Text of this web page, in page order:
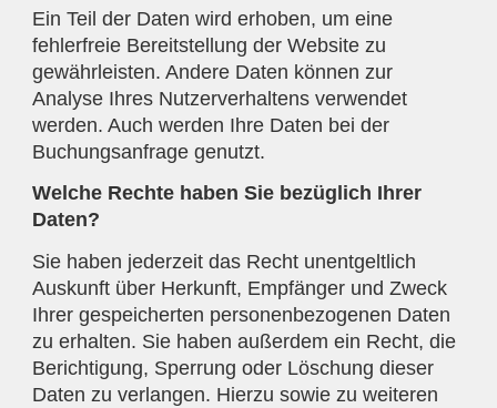
Ein Teil der Daten wird erhoben, um eine
fehlerfreie Bereitstellung der Website zu
gewährleisten. Andere Daten können zur
Analyse Ihres Nutzerverhaltens verwendet
werden. Auch werden Ihre Daten bei der
Buchungsanfrage genutzt.
Welche Rechte haben Sie bezüglich Ihrer
Daten?
Sie haben jederzeit das Recht unentgeltlich
Auskunft über Herkunft, Empfänger und Zweck
Ihrer gespeicherten personenbezogenen Daten
zu erhalten. Sie haben außerdem ein Recht, die
Berichtigung, Sperrung oder Löschung dieser
Daten zu verlangen. Hierzu sowie zu weiteren